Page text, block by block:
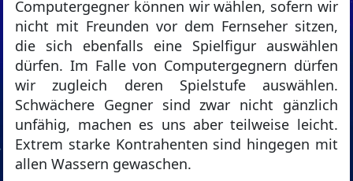
Computergegner können wir wählen, sofern wir
nicht mit Freunden vor dem Fernseher sitzen,
die sich ebenfalls eine Spielfigur auswählen
dürfen. Im Falle von Computergegnern dürfen
wir zugleich deren Spielstufe auswählen.
Schwächere Gegner sind zwar nicht gänzlich
unfähig, machen es uns aber teilweise leicht.
Extrem starke Kontrahenten sind hingegen mit
allen Wassern gewaschen.